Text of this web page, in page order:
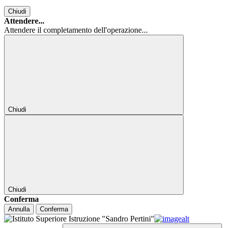
Chiudi
Attendere...
Attendere il completamento dell'operazione...
Chiudi
Chiudi
Conferma
Annulla Conferma